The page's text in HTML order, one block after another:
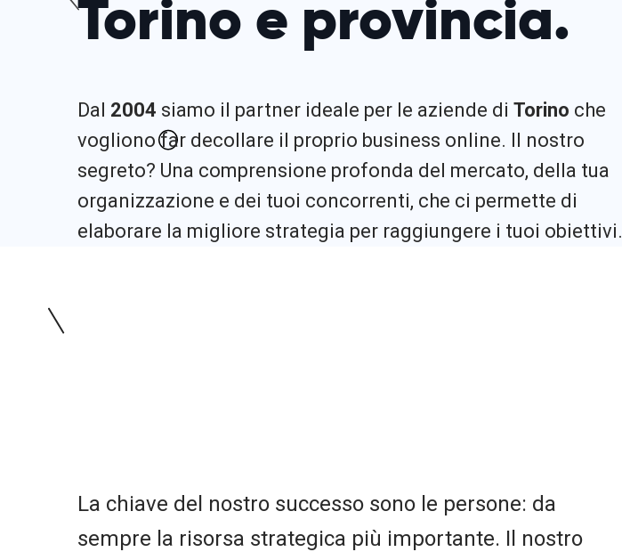
Torino e provincia.
Dal 2004 siamo il partner ideale per le aziende di Torino che
vogliono far decollare il proprio business online. Il nostro
segreto? Una comprensione profonda del mercato, della tua
organizzazione e dei tuoi concorrenti, che ci permette di
elaborare la migliore strategia per raggiungere i tuoi obiettivi.
La chiave del nostro successo sono le persone: da
sempre la risorsa strategica più importante. Il nostro